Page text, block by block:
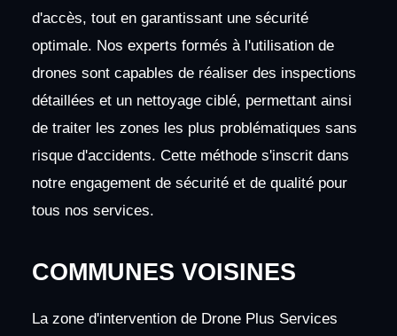
d'accès, tout en garantissant une sécurité
optimale. Nos experts formés à l'utilisation de
drones sont capables de réaliser des inspections
détaillées et un nettoyage ciblé, permettant ainsi
de traiter les zones les plus problématiques sans
risque d'accidents. Cette méthode s'inscrit dans
notre engagement de sécurité et de qualité pour
tous nos services.
COMMUNES VOISINES
La zone d'intervention de Drone Plus Services